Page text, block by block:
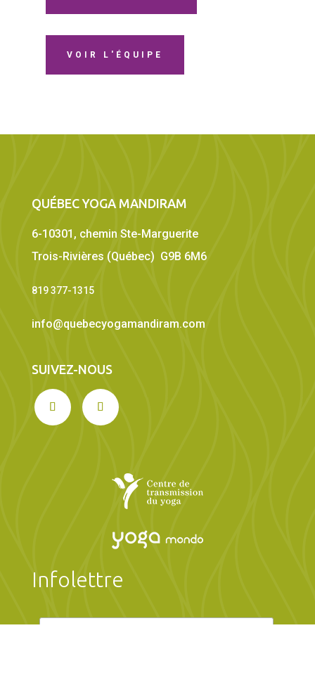
VOIR L'ÉQUIPE
QUÉBEC YOGA MANDIRAM
6-10301, chemin Ste-Marguerite
Trois-Rivières (Québec) G9B 6M6
819 377-1315
info@quebecyogamandiram.com
SUIVEZ-NOUS
Infolettre